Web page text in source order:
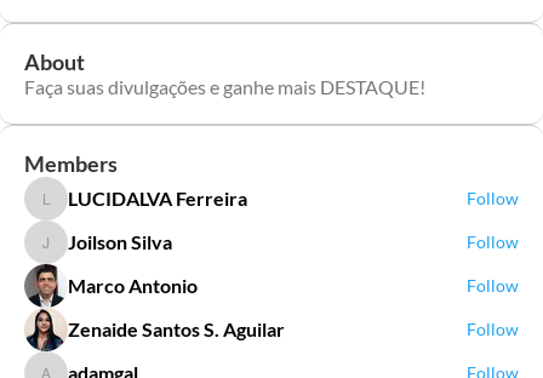
About
Faça suas divulgações e ganhe mais DESTAQUE!
Members
LUCIDALVA Ferreira
LUCIDALVA Ferreira Follow
Joilson Silva
Joilson Silva Follow
Marco Antonio Follow
Zenaide Santos S. Aguilar Follow
adamgal Follow